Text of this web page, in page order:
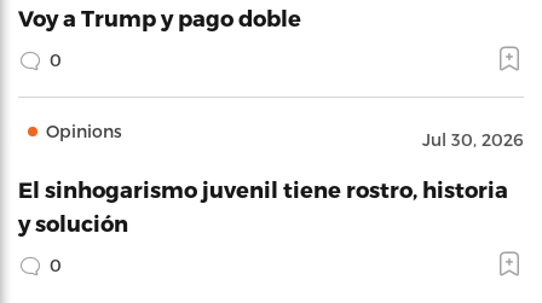
Voy a Trump y pago doble
0
Opinions Jul 30, 2026
El sinhogarismo juvenil tiene rostro, historia
y solución
0